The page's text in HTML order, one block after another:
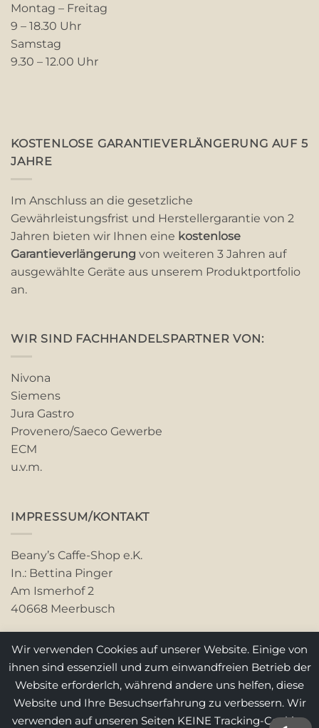
Montag – Freitag
9 – 18.30 Uhr
Samstag
9.30 – 12.00 Uhr
KOSTENLOSE GARANTIEVERLÄNGERUNG AUF 5
JAHRE
Im Anschluss an die gesetzliche
Gewährleistungsfrist und Herstellergarantie von 2
Jahren bieten wir Ihnen eine kostenlose
Garantieverlängerung von weiteren 3 Jahren auf
ausgewählte Geräte aus unserem Produktportfolio
an.
WIR SIND FACHHANDELSPARTNER VON:
Nivona
Siemens
Jura Gastro
Provenero/Saeco Gewerbe
ECM
u.v.m.
IMPRESSUM/KONTAKT
Beany’s Caffe-Shop e.K.
In.: Bettina Pinger
Am Ismerhof 2
40668 Meerbusch
Weitere Info’s
Wir verwenden Cookies auf unserer Website. Einige von
ihnen sind essenziell und zum einwandfreien Betrieb der
Website erforderlch, während andere uns helfen, diese
Website und Ihre Besuchserfahrung zu verbessern. Wir
verwenden auf unseren Seiten KEINE Tracking-Cookies.